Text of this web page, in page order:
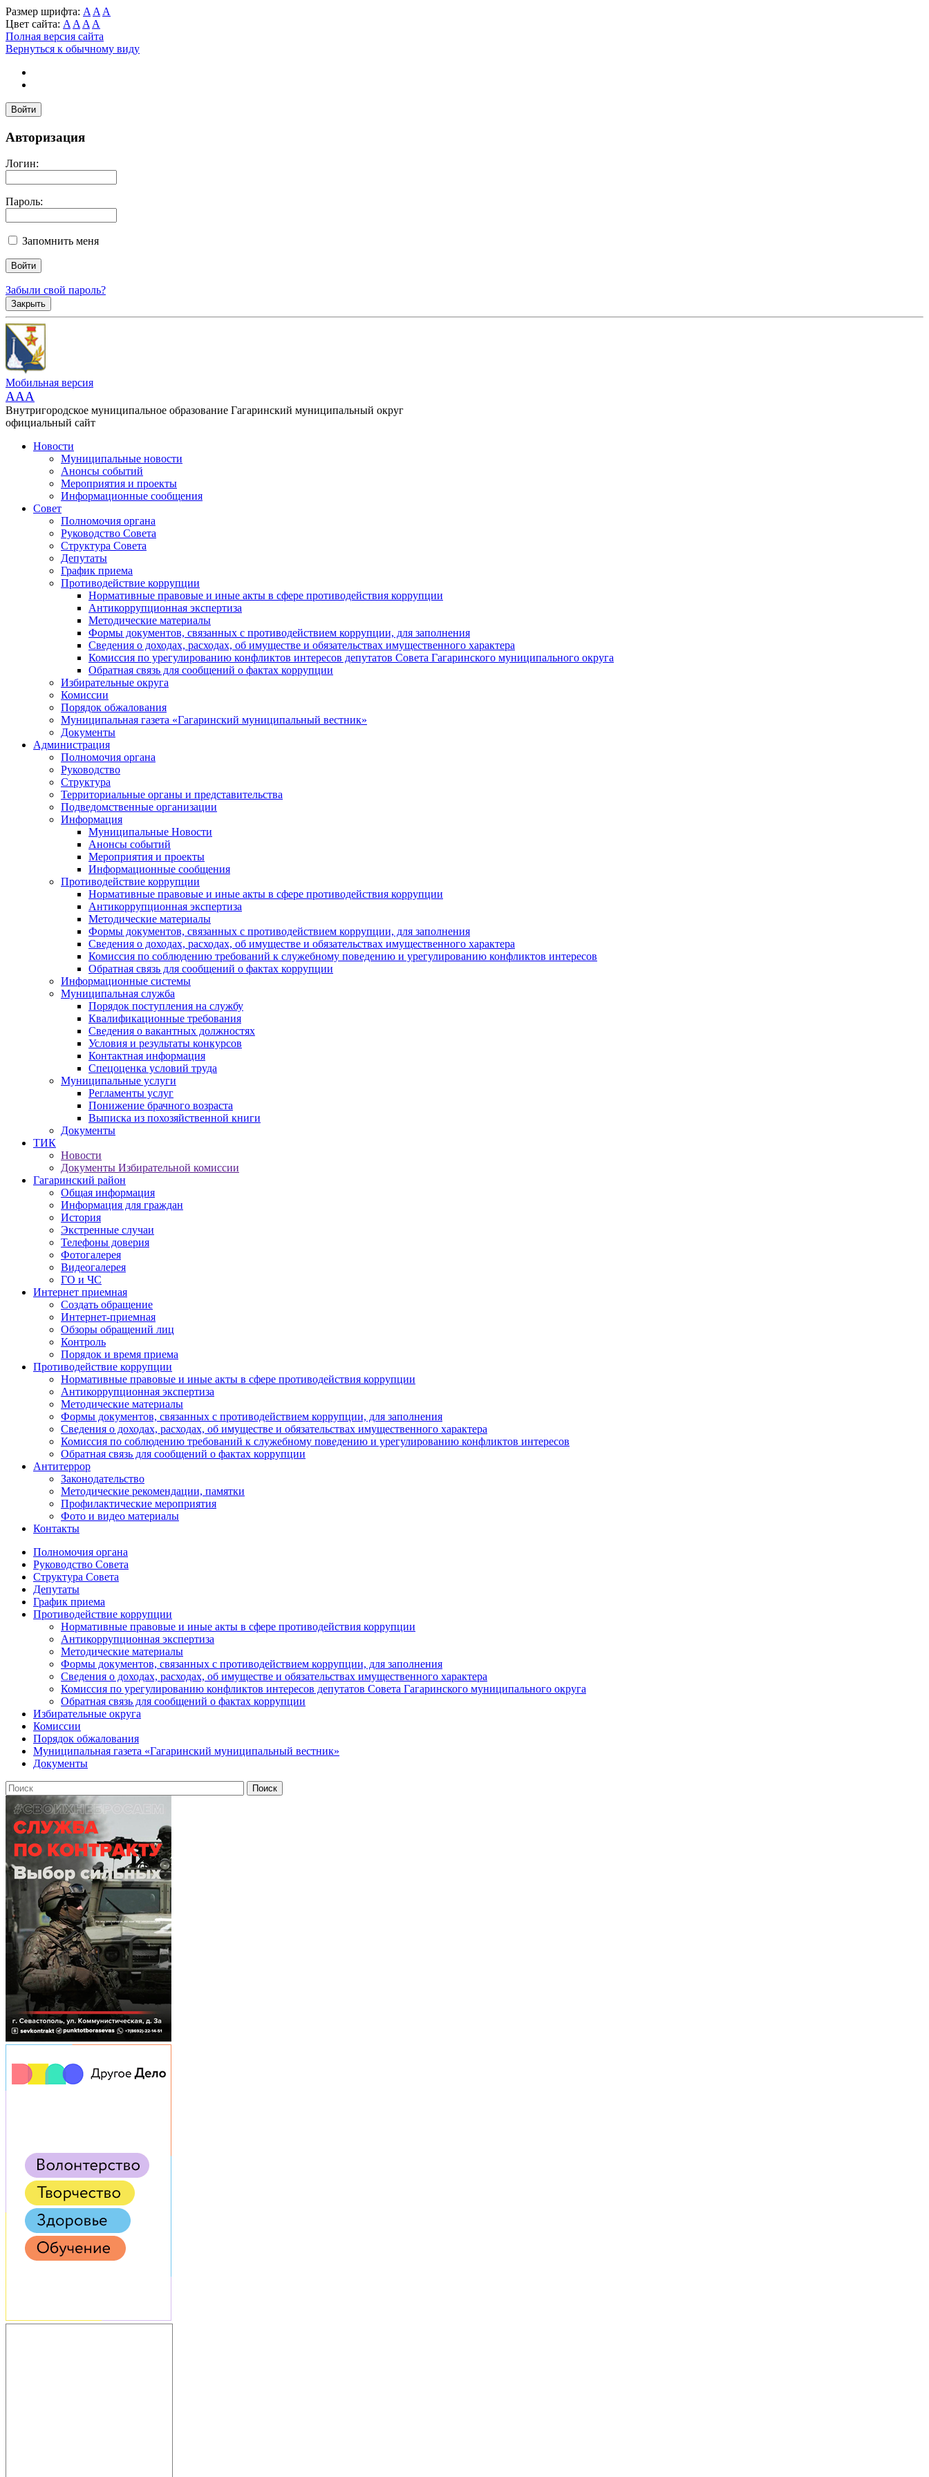
Размер шрифта: A A A
Цвет сайта: A A A A
Полная версия сайта
Вернуться к обычному виду
Войти
Авторизация
Логин:
Пароль:
Запомнить меня
Забыли свой пароль?
Закрыть
Мобильная версия
AAA
Внутригородское муниципальное образование Гагаринский муниципальный округ
официальный сайт
Новости
Муниципальные новости
Анонсы событий
Мероприятия и проекты
Информационные сообщения
Совет
Полномочия органа
Руководство Совета
Структура Совета
Депутаты
График приема
Противодействие коррупции
Нормативные правовые и иные акты в сфере противодействия коррупции
Антикоррупционная экспертиза
Методические материалы
Формы документов, связанных с противодействием коррупции, для заполнения
Сведения о доходах, расходах, об имуществе и обязательствах имущественного характера
Комиссия по урегулированию конфликтов интересов депутатов Совета Гагаринского муниципального округа
Обратная связь для сообщений о фактах коррупции
Избирательные округа
Комиссии
Порядок обжалования
Муниципальная газета «Гагаринский муниципальный вестник»
Документы
Администрация
Полномочия органа
Руководство
Структура
Территориальные органы и представительства
Подведомственные организации
Информация
Муниципальные Новости
Анонсы событий
Мероприятия и проекты
Информационные сообщения
Противодействие коррупции
Нормативные правовые и иные акты в сфере противодействия коррупции
Антикоррупционная экспертиза
Методические материалы
Формы документов, связанных с противодействием коррупции, для заполнения
Сведения о доходах, расходах, об имуществе и обязательствах имущественного характера
Комиссия по соблюдению требований к служебному поведению и урегулированию конфликтов интересов
Обратная связь для сообщений о фактах коррупции
Информационные системы
Муниципальная служба
Порядок поступления на службу
Квалификационные требования
Сведения о вакантных должностях
Условия и результаты конкурсов
Контактная информация
Спецоценка условий труда
Муниципальные услуги
Регламенты услуг
Понижение брачного возраста
Выписка из похозяйственной книги
Документы
ТИК
Новости
Документы Избирательной комиссии
Гагаринский район
Общая информация
Информация для граждан
История
Экстренные случаи
Телефоны доверия
Фотогалерея
Видеогалерея
ГО и ЧС
Интернет приемная
Создать обращение
Интернет-приемная
Обзоры обращений лиц
Контроль
Порядок и время приема
Противодействие коррупции
Нормативные правовые и иные акты в сфере противодействия коррупции
Антикоррупционная экспертиза
Методические материалы
Формы документов, связанных с противодействием коррупции, для заполнения
Сведения о доходах, расходах, об имуществе и обязательствах имущественного характера
Комиссия по соблюдению требований к служебному поведению и урегулированию конфликтов интересов
Обратная связь для сообщений о фактах коррупции
Антитеррор
Законодательство
Методические рекомендации, памятки
Профилактические мероприятия
Фото и видео материалы
Контакты
Полномочия органа
Руководство Совета
Структура Совета
Депутаты
График приема
Противодействие коррупции
Нормативные правовые и иные акты в сфере противодействия коррупции
Антикоррупционная экспертиза
Методические материалы
Формы документов, связанных с противодействием коррупции, для заполнения
Сведения о доходах, расходах, об имуществе и обязательствах имущественного характера
Комиссия по урегулированию конфликтов интересов депутатов Совета Гагаринского муниципального округа
Обратная связь для сообщений о фактах коррупции
Избирательные округа
Комиссии
Порядок обжалования
Муниципальная газета «Гагаринский муниципальный вестник»
Документы